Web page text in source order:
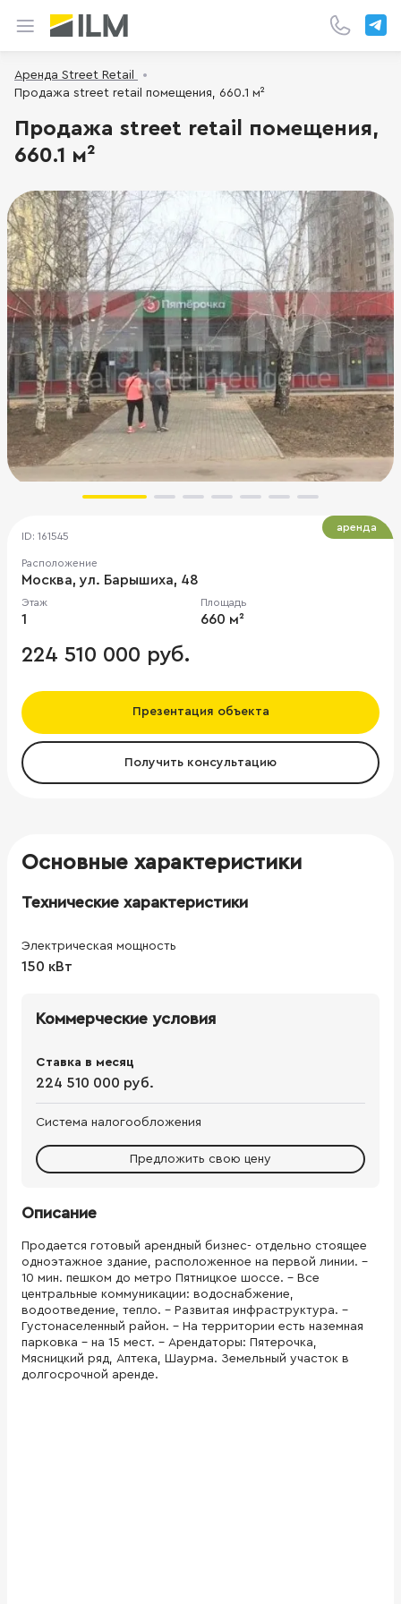
Аренда Street Retail
Продажа street retail помещения, 660.1 м²
Продажа street retail помещения,
660.1 м²
ID: 161545
Расположение
Москва, ул. Барышиха, 48
Этаж
1
Площадь
660 м²
224 510 000 руб.
Презентация объекта
Получить консультацию
аренда
Основные характеристики
Технические характеристики
Электрическая мощность
150 кВт
Коммерческие условия
Ставка в месяц
224 510 000 руб.
Система налогообложения
Предложить свою цену
Описание
Продается готовый арендный бизнес- отдельно стоящее
одноэтажное здание, расположенное на первой линии. -
10 мин. пешком до метро Пятницкое шоссе. - Все
центральные коммуникации: водоснабжение,
водоотведение, тепло. - Развитая инфраструктура. -
Густонаселенный район. - На территории есть наземная
парковка - на 15 мест. - Арендаторы: Пятерочка,
Мясницкий ряд, Аптека, Шаурма. Земельный участок в
долгосрочной аренде.